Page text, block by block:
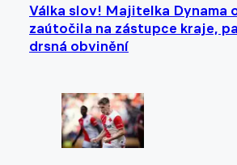
Válka slov! Majitelka Dynama
zaútočila na zástupce kraje,
drsná obvinění